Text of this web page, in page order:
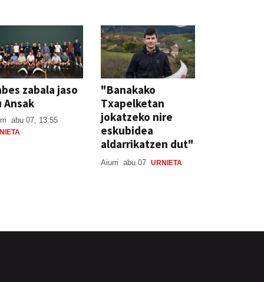
zabala jaso
Ansak
abu 07, 13:55
"Banakako
Txapelketan
jokatzeko nire
eskubidea
aldarrikatzen dut"
Aiurri abu 07 URNIETA